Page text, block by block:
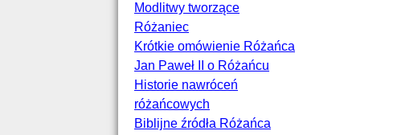
Modlitwy tworzące
Różaniec
Krótkie omówienie Różańca
Jan Paweł II o Różańcu
Historie nawróceń
różańcowych
Biblijne źródła Różańca